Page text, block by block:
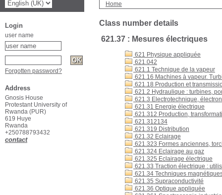
Home
Class number details
621.37 : Mesures électriques
621 Physique appliquée
621.042
621.1 Technique de la vapeur
621.16 Machines à vapeur.
621.18 Production et
621.2 Hydraulique : turbines,
621.3 Electrotechnique,
621.31 Energie électrique
621.312 Production,
621.312134
621.319 Distribution
621.32 Eclairage
621.323 Formes anciennes,
621.324 Eclairage au gaz
621.325 Eclairage électrique
621.33 Traction électrique :
621.34 Techniques
621.35 Supraconductivité
621.36 Optique appliquée
Login
user name
Forgotten password?
Address
Gnosis House
Protestant University of
Rwanda (PUR)
619 Huye
Rwanda
+250788793432
contact